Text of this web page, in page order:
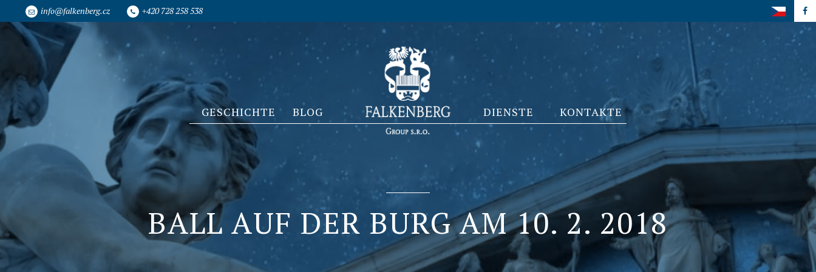
info@falkenberg.cz +420 728 258 538
GESCHICHTE BLOG DIENSTE KONTAKTE
BALL AUF DER BURG AM 10. 2. 2018